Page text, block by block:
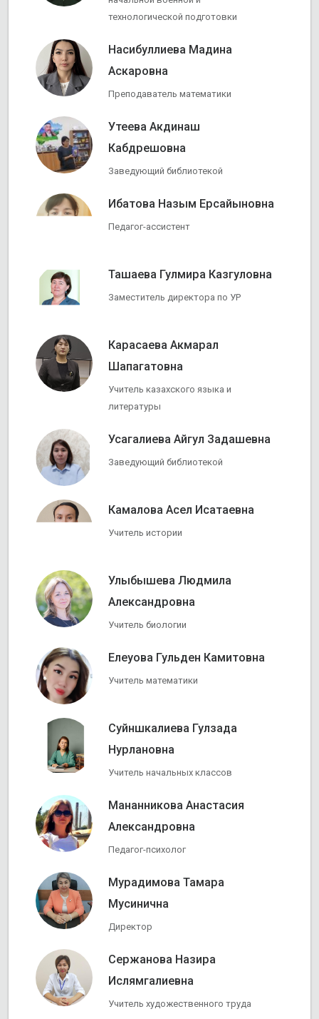
технологической подготовки
Насибуллиева Мадина
Аскаровна
Преподаватель математики
Утеева Акдинаш
Кабдрешовна
Заведующий библиотекой
Ибатова Назым Ерсайыновна
Педагог-ассистент
Ташаева Гулмира Казгуловна
Заместитель директора по УР
Карасаева Акмарал
Шапагатовна
Учитель казахского языка и
литературы
Усагалиева Айгул Задашевна
Заведующий библиотекой
Камалова Асел Исатаевна
Учитель истории
Улыбышева Людмила
Александровна
Учитель биологии
Елеуова Гульден Камитовна
Учитель математики
Суйншкалиева Гулзада
Нурлановна
Учитель начальных классов
Мананникова Анастасия
Александровна
Педагог-психолог
Мурадимова Тамара
Мусинична
Директор
Сержанова Назира
Ислямгалиевна
Учитель художественного труда